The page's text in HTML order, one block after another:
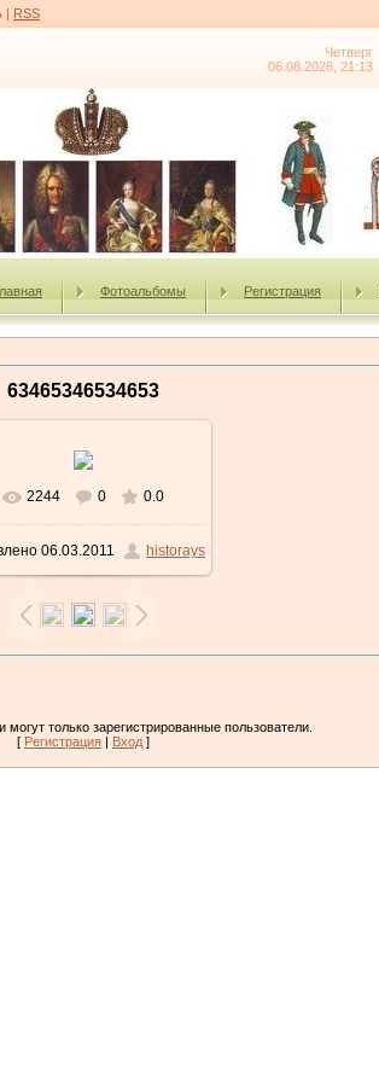
| RSS
Четверг
06.08.2026, 21:13
Фотоальбомы Регистрация
63465346534653
В реальном размере
590x726/ 140.6Kb
2244 0 0.0
06.03.2011 historays
только зарегистрированные пользователи.
[ Регистрация | Вход ]